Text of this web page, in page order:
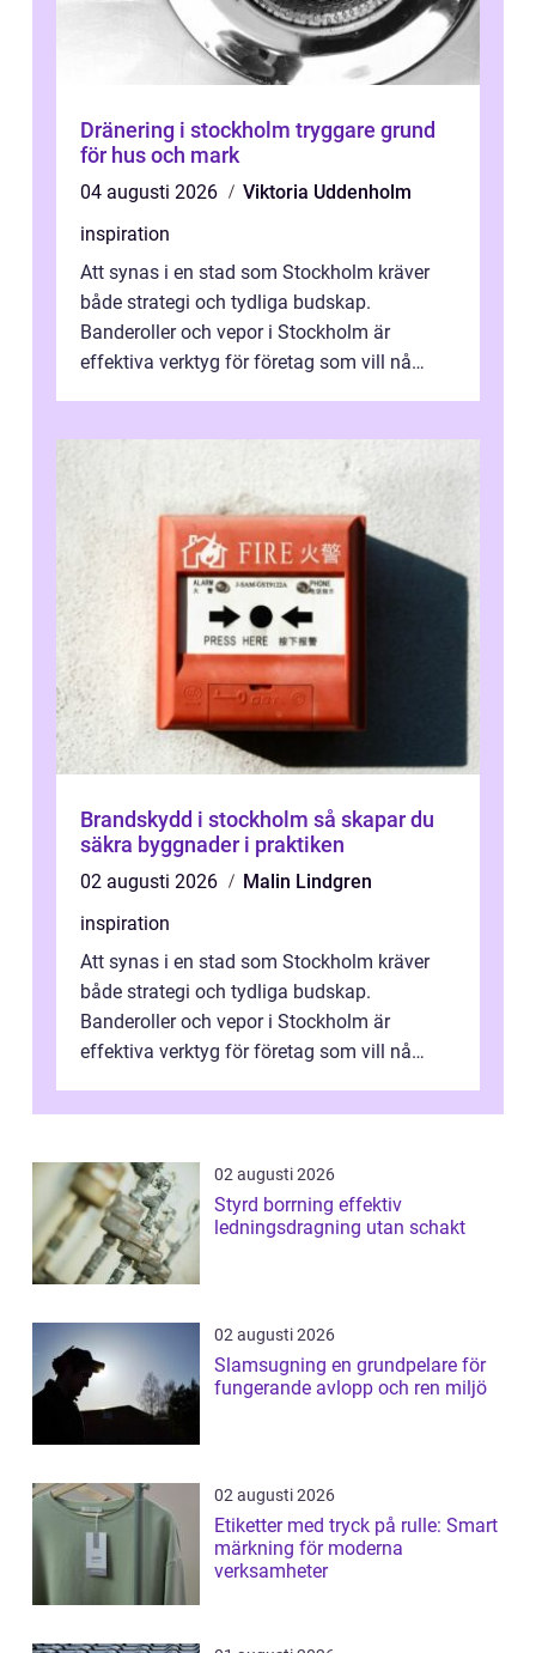
Dränering i stockholm tryggare grund
för hus och mark
04 augusti 2026
Viktoria Uddenholm
inspiration
Att synas i en stad som Stockholm kräver
både strategi och tydliga budskap.
Banderoller och vepor i Stockholm är
effektiva verktyg för företag som vill nå
Brandskydd i stockholm så skapar du
säkra byggnader i praktiken
02 augusti 2026
Malin Lindgren
inspiration
Att synas i en stad som Stockholm kräver
både strategi och tydliga budskap.
Banderoller och vepor i Stockholm är
effektiva verktyg för företag som vill nå
02 augusti 2026
Styrd borrning effektiv
ledningsdragning utan schakt
02 augusti 2026
Slamsugning en grundpelare för
fungerande avlopp och ren miljö
02 augusti 2026
Etiketter med tryck på rulle: Smart
märkning för moderna
verksamheter